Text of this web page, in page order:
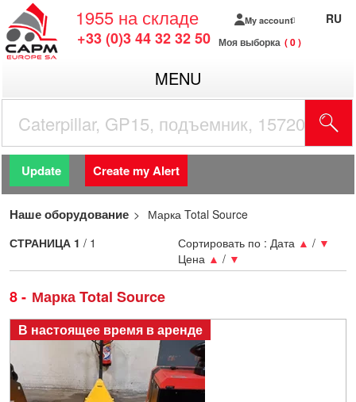
1955 на складе
+33 (0)3 44 32 32 50
My account
Моя выборка 0
RU
MENU
Update Create my Alert
Наше оборудование Марка Total Source
8 Марка Total Source
Сортировать по : Дата ▲ / ▼
Цена ▲ / ▼
СТРАНИЦА 1 / 1
В настоящее время в аренде